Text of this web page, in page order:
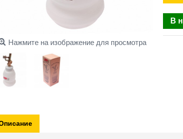
Нажмите на изображение для просмотра
В